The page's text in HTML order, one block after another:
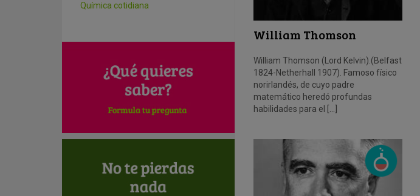
Química cotidiana
William Thomson
William Thomson (Lord Kelvin).(Belfast
1824-Netherhall 1907). Famoso físico
norirlandés, de cuyo padre
matemático heredó profundas
habilidades para el […]